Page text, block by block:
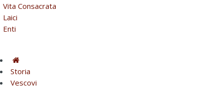
Vita Consacrata
Laici
Enti
Storia
Vescovi